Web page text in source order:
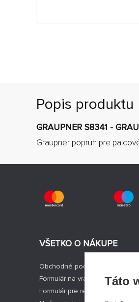
Popis produktu
GRAUPNER S8341 -
Graupner popruh pre
VŠETKO O NÁKUPE
Obchodné podmienky
Formulár na vrátenie tovaru
Formulár pre reklamáciu tovaru
Táto